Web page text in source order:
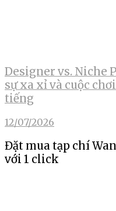
Designer vs. Niche
sự xa xỉ và cuộc
tiếng
12/07/2026
Đặt mua tạp chí
với 1 click